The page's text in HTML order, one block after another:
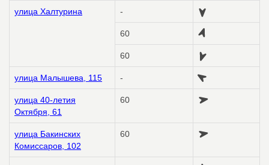
улица Халтурина -
60
60
улица Малышева, 115 -
улица 40-летия
Октября, 61
60
улица Бакинских
Комиссаров, 102
60